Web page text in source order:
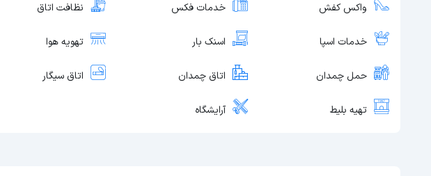
واکس کفش خدمات فکس نظافت اتاق
خدمات اسپا اسنک بار تهویه هوا
حمل چمدان اتاق چمدان اتاق سیگار
تهیه بلیط آرایشگاه